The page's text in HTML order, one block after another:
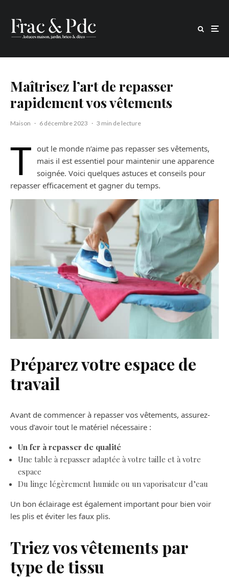
Maîtrisez l’art de repasser
rapidement vos vêtements
Maison · 6 décembre 2023 · 3 min de lecture
T out le monde n’aime pas repasser ses vêtements,
mais il est essentiel pour maintenir une apparence
soignée. Voici quelques astuces et conseils pour
repasser efficacement et gagner du temps.
Préparez votre espace de
travail
Avant de commencer à repasser vos vêtements, assurez-
vous d’avoir tout le matériel nécessaire :
Un fer à repasser de qualité
Une table à repasser adaptée à votre taille et à votre
espace
Du linge légèrement humide ou un vaporisateur d’eau
Un bon éclairage est également important pour bien voir
les plis et éviter les faux plis.
Triez vos vêtements par
type de tissu